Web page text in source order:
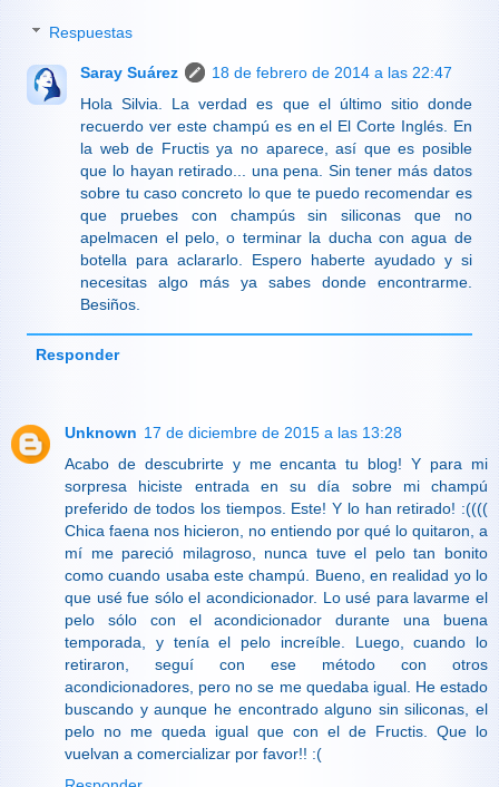
Respuestas
Saray Suárez
18 de febrero de 2014 a las 22:47
Hola Silvia. La verdad es que el último sitio donde
recuerdo ver este champú es en el El Corte Inglés. En
la web de Fructis ya no aparece, así que es posible
que lo hayan retirado... una pena. Sin tener más datos
sobre tu caso concreto lo que te puedo recomendar es
que pruebes con champús sin siliconas que no
apelmacen el pelo, o terminar la ducha con agua de
botella para aclararlo. Espero haberte ayudado y si
necesitas algo más ya sabes donde encontrarme.
Besiños.
Responder
Unknown 17 de diciembre de 2015 a las 13:28
Acabo de descubrirte y me encanta tu blog! Y para mi
sorpresa hiciste entrada en su día sobre mi champú
preferido de todos los tiempos. Este! Y lo han retirado! :((((
Chica faena nos hicieron, no entiendo por qué lo quitaron, a
mí me pareció milagroso, nunca tuve el pelo tan bonito
como cuando usaba este champú. Bueno, en realidad yo lo
que usé fue sólo el acondicionador. Lo usé para lavarme el
pelo sólo con el acondicionador durante una buena
temporada, y tenía el pelo increíble. Luego, cuando lo
retiraron, seguí con ese método con otros
acondicionadores, pero no se me quedaba igual. He estado
buscando y aunque he encontrado alguno sin siliconas, el
pelo no me queda igual que con el de Fructis. Que lo
vuelvan a comercializar por favor!! :(